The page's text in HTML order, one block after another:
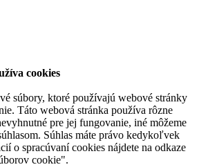
cookies
súbory, ktoré používajú webové stránky
Táto webová stránka používa rôzne
pre jej fungovanie, iné môžeme
Súhlas máte právo kedykoľvek
o spracúvaní cookies nájdete na odkaze
cookie".